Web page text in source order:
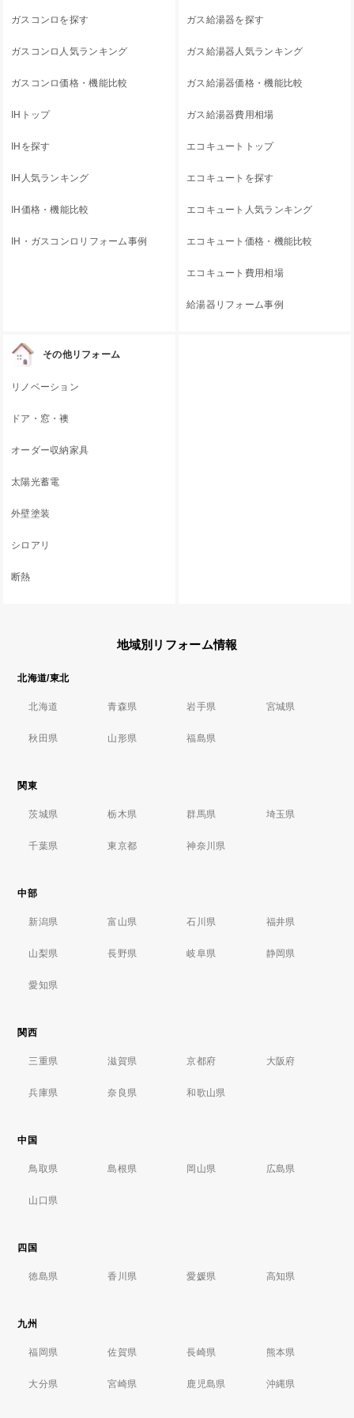
ガスコンロを探す
ガスコンロ人気ランキング
ガスコンロ価格・機能比較
IHトップ
IHを探す
IH人気ランキング
IH価格・機能比較
IH・ガスコンロリフォーム事例
ガス給湯器を探す
ガス給湯器人気ランキング
ガス給湯器価格・機能比較
ガス給湯器費用相場
エコキュートトップ
エコキュートを探す
エコキュート人気ランキング
エコキュート価格・機能比較
エコキュート費用相場
給湯器リフォーム事例
その他リフォーム
リノベーション
ドア・窓・襖
オーダー収納家具
太陽光蓄電
外壁塗装
シロアリ
断熱
地域別リフォーム情報
北海道/東北
北海道 青森県 岩手県 宮城県
秋田県 山形県 福島県
関東
茨城県 栃木県 群馬県 埼玉県
千葉県 東京都 神奈川県
中部
新潟県 富山県 石川県 福井県
山梨県 長野県 岐阜県 静岡県
愛知県
関西
三重県 滋賀県 京都府 大阪府
兵庫県 奈良県 和歌山県
中国
鳥取県 島根県 岡山県 広島県
山口県
四国
徳島県 香川県 愛媛県 高知県
九州
福岡県 佐賀県 長崎県 熊本県
大分県 宮崎県 鹿児島県 沖縄県